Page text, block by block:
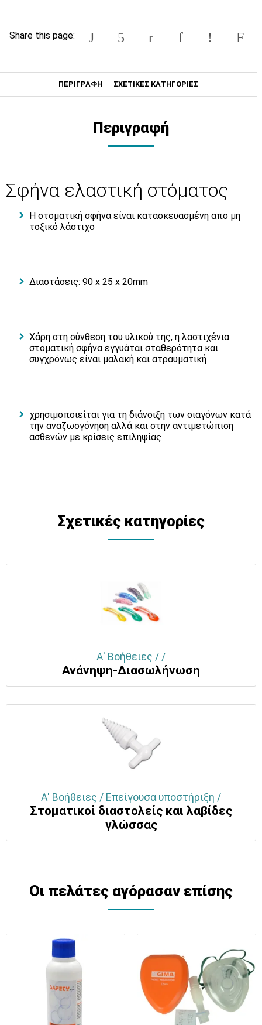
Share this page:
ΠΕΡΙΓΡΑΦΗ ΣΧΕΤΙΚΕΣ ΚΑΤΗΓΟΡΙΕΣ
Περιγραφή
Σφήνα ελαστική στόματος
H στοματική σφήνα είναι κατασκευασμένη απο μη
τοξικό λάστιχο
Διαστάσεις: 90 x 25 x 20mm
Χάρη στη σύνθεση του υλικού της, η λαστιχένια
στοματική σφήνα εγγυάται σταθερότητα και
συγχρόνως είναι μαλακή και ατραυματική
χρησιμοποιείται για τη διάνοιξη των σιαγόνων κατά
την αναζωογόνηση αλλά και στην αντιμετώπιση
ασθενών με κρίσεις επιληψίας
Σχετικές κατηγορίες
Α' Βοήθειες / /
Ανάνηψη-Διασωλήνωση
Α' Βοήθειες / Επείγουσα υποστήριξη /
Στοματικοί διαστολείς και λαβίδες
γλώσσας
Οι πελάτες αγόρασαν επίσης